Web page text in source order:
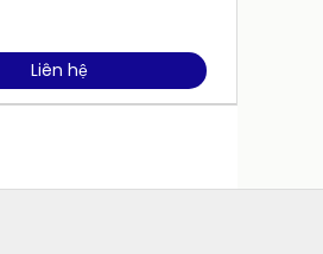
Liên hệ